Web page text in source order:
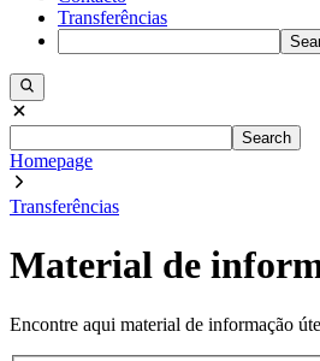
Transferências
Search
Homepage
Transferências
Material de
Encontre aqui material de informação